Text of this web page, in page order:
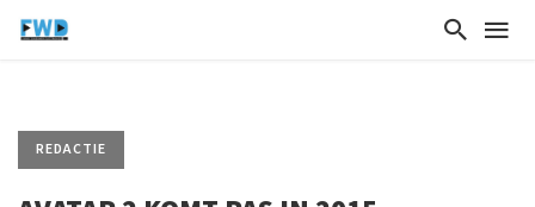
REDACTIE